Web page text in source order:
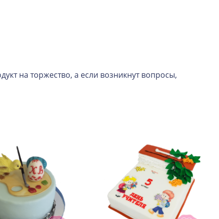
на торжество, а если возникнут вопросы,